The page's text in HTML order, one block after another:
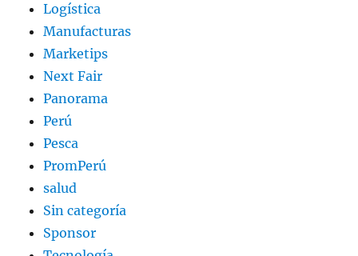
Logística
Manufacturas
Marketips
Next Fair
Panorama
Perú
Pesca
PromPerú
salud
Sin categoría
Sponsor